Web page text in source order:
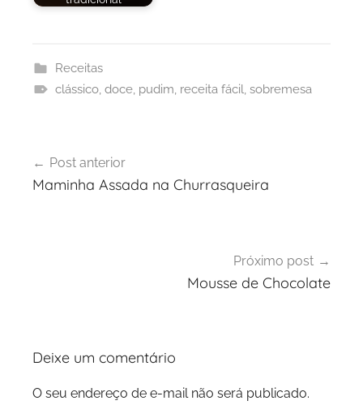
Receitas
clássico, doce, pudim, receita fácil, sobremesa
de
Post anterior
Maminha Assada na Churrasqueira
Próximo post
Mousse de Chocolate
Deixe um comentário
O seu endereço de e-mail não será publicado.